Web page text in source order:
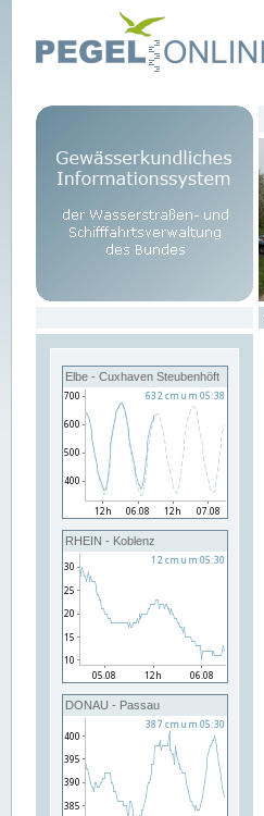
Elbe - Cuxhaven Steubenhöft
RHEIN - Koblenz
DONAU - Passau